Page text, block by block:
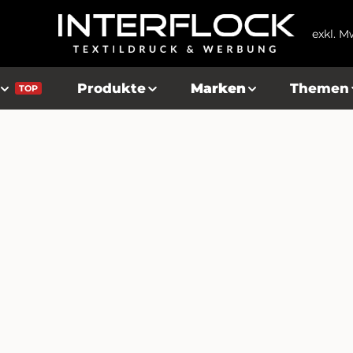
exkl.
TOP Produkte Marken Themen